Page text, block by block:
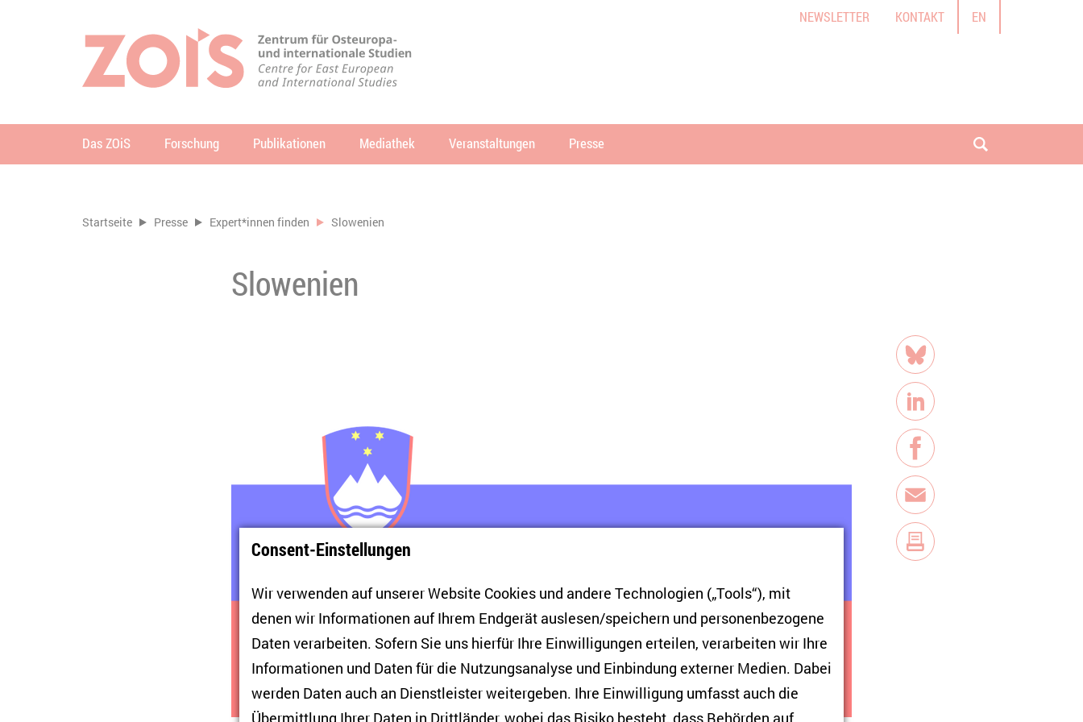
NEWSLETTER KONTAKT EN
Das ZOiS Forschung Publikationen Mediathek Veranstaltungen Presse Suche öffnen
Sie befinden sich hier:
Startseite Presse Expert*innen finden Slowenien
Slowenien
Teilen
Bluesky
LinkedIn
Facebook
E-Mail
Consent-Einstellungen
Wir verwenden auf unserer Website Cookies und andere Technologien („Tools“), mit
denen wir Informationen auf Ihrem Endgerät auslesen/speichern und personenbezogene
Daten verarbeiten. Sofern Sie uns hierfür Ihre Einwilligungen erteilen, verarbeiten wir Ihre
Informationen und Daten für die Nutzungsanalyse und Einbindung externer Medien. Dabei
werden Daten auch an Dienstleister weitergeben. Ihre Einwilligung umfasst auch die
Übermittlung Ihrer Daten in Drittländer, wobei das Risiko besteht, dass Behörden auf